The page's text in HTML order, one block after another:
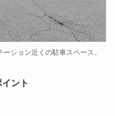
ション近くの駐車スペース。
ント